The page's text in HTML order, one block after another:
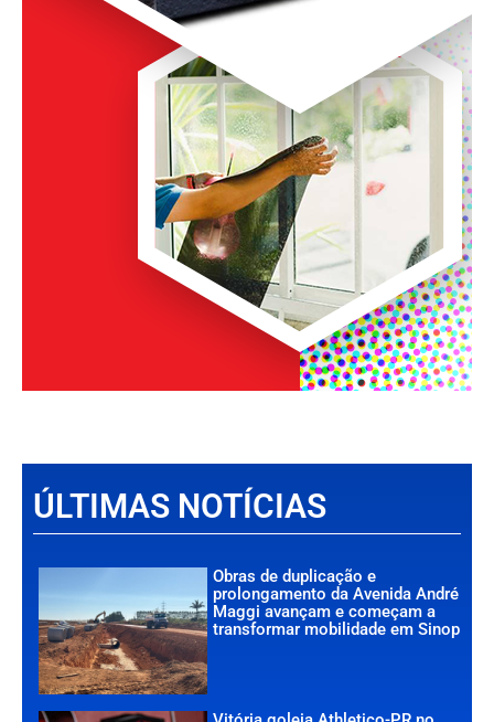
ÚLTIMAS NOTÍCIAS
Obras de duplicação e
prolongamento da Avenida André
Maggi avançam e começam a
transformar mobilidade em Sinop